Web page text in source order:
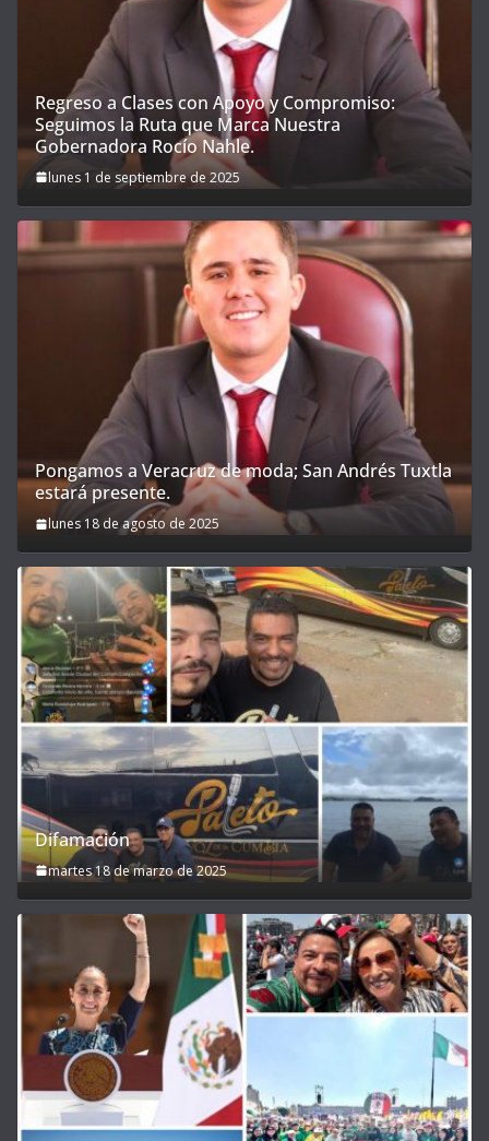
Regreso a Clases con Apoyo y Compromiso:
Seguimos la Ruta que Marca Nuestra
Gobernadora Rocío Nahle.
lunes 1 de septiembre de 2025
Pongamos a Veracruz de moda; San Andrés Tuxtla
estará presente.
lunes 18 de agosto de 2025
Difamación
martes 18 de marzo de 2025